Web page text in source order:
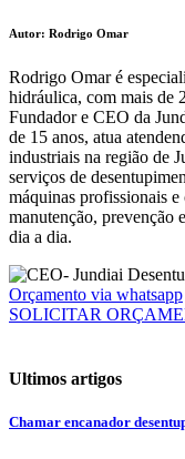
Autor: Rodrigo Omar
Rodrigo Omar é
hidráulica, com mais de
Fundador e CEO da
de 15 anos, atua
industriais na região de
serviços de
máquinas profissionais
manutenção, prevenção
dia a dia.
Orçamento via whatsapp
SOLICITAR
Ultimos artigos
Chamar encanador